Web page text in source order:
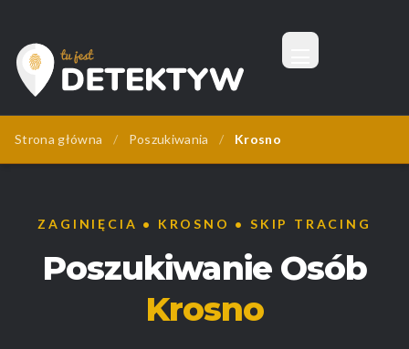
Tu Jest Detektyw
Menu
Strona główna / Poszukiwania / Krosno
ZAGINIĘCIA • KROSNO • SKIP TRACING
Poszukiwanie Osób
Krosno